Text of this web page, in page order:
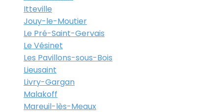
Itteville
Jouy-le-Moutier
Le Pré-Saint-Gervais
Le Vésinet
Les Pavillons-sous-Bois
Lieusaint
Livry-Gargan
Malakoff
Mareuil-lès-Meaux